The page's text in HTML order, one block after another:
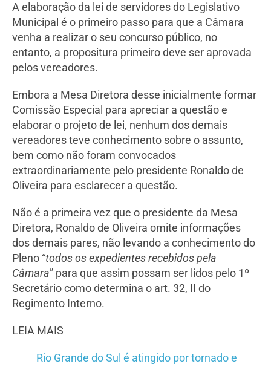
A elaboração da lei de servidores do Legislativo
Municipal é o primeiro passo para que a Câmara
venha a realizar o seu concurso público, no
entanto, a propositura primeiro deve ser aprovada
pelos vereadores.
Embora a Mesa Diretora desse inicialmente formar
Comissão Especial para apreciar a questão e
elaborar o projeto de lei, nenhum dos demais
vereadores teve conhecimento sobre o assunto,
bem como não foram convocados
extraordinariamente pelo presidente Ronaldo de
Oliveira para esclarecer a questão.
Não é a primeira vez que o presidente da Mesa
Diretora, Ronaldo de Oliveira omite informações
dos demais pares, não levando a conhecimento do
Pleno “todos os expedientes recebidos pela
Câmara” para que assim possam ser lidos pelo 1º
Secretário como determina o art. 32, II do
Regimento Interno.
LEIA MAIS
Rio Grande do Sul é atingido por tornado e